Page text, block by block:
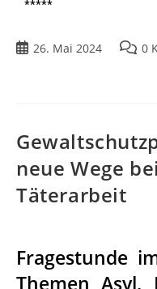
*****
26. Mai 2024 0
neue Wege
Täterarbeit
Fragestunde
Themen Asyl,